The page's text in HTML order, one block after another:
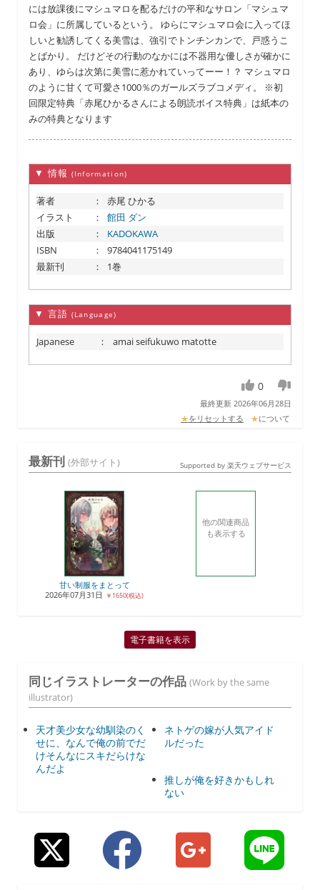
には放課後にマシュマロを配るだけの平和なサロン「マシュマ
ロ会」に所属しているという。 ゆらにマシュマロ会に入ってほ
しいと勧誘してくる美雪は、強引でトンチンカンで、戸惑うこ
とばかり。 だけどその行動のなかには不器用な優しさが確かに
あり、ゆらは次第に美雪に惹かれていってーー！？ マシュマロ
のように甘くて可愛さ1000％のガールズラブコメディ。 ※初
回限定特典「赤尾ひかるさんによる朗読ボイス特典」は紙本の
みの特典となります
▼ 情報 (Information)
著者 ：
赤尾 ひかる
イラスト
：
館田 ダン
出版
：
KADOKAWA
ISBN
：
9784041175149
最新刊
： 1巻
▼ 言語 (Language)
Japanese ： amai seifukuwo matotte
0
最終更新 2026年06月28日
★をリセットする ★について
最新刊 (外部サイト) Supported by 楽天ウェブサービス
甘い制服をまとって
2026年07月31日
￥1650(税込)
他の関連商品
も表示する
電子書籍を表示
同じイラストレーターの作品 (Work by the same
illustrator)
天才美少女な幼馴染のく
せに、なんで俺の前でだ
けそんなにスキだらけな
んだよ
ネトゲの嫁が人気アイド
ルだった
推しが俺を好きかもしれ
ない